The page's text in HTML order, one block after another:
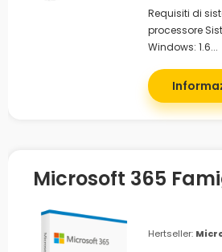
Requisiti di
processore
Windows: 1.6...
Microsoft 365
Hertseller: